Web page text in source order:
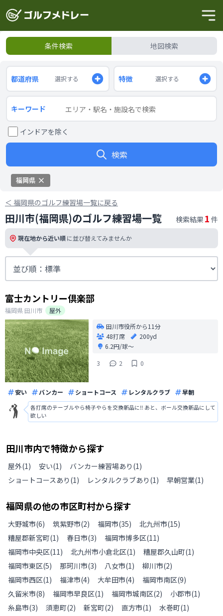
条件検索 地図検索
都道府県 選択する 特徴 選択する
キーワード
インドアを除く
検索
福岡県
＜ 福岡県のゴルフ練習場一覧に戻る
田川市(福岡県)のゴルフ練習場一覧 検索結果 1 件
現在地から近い順に並び替えてみませんか
富士カントリー倶楽部
福岡県 田川市
屋外
田川市役所から11分
48打席
200yd
6.2円/球〜
3
2 0
安い バンカー ショートコース レンタルクラブ 早朝
各打席のテーブルやら椅子やらを交換新品に‼️ あと、ボール交換新品にして
欲しい
田川市内で特徴から探す
屋外(1) 安い(1) バンカー練習場あり (1)
ショートコースあり (1) レンタルクラブあり (1) 早朝営業(1)
福岡県の他の市区町村から探す
大野城市(6) 筑紫野市(2) 福岡市(35) 北九州市(15)
糟屋郡新宮町(1) 春日市(3) 福岡市博多区(11)
福岡市中央区(11) 北九州市小倉北区(1) 糟屋郡久山町(1)
福岡市東区(5) 那珂川市(3) 八女市(1) 柳川市(2)
福岡市西区(1) 福津市(4) 大牟田市(4) 福岡市南区(9)
久留米市(8) 福岡市早良区(1) 福岡市城南区(2) 小郡市(1)
糸島市(3) 須恵町(2) 新宮町(2) 直方市(1) 水巻町(1)